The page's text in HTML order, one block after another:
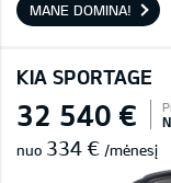
MANE DOMINA!
KIA SPORTAGE
32 540 €
nuo 334 € /mėnesį